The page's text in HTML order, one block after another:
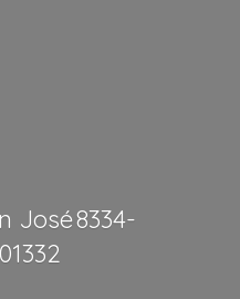
José 8334-